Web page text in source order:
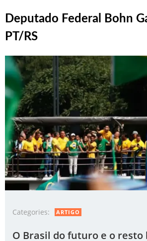
para
Deputado Federal Bohn
PT/RS
Posts in
Categories: ARTIGO
O Brasil do futuro e o resto